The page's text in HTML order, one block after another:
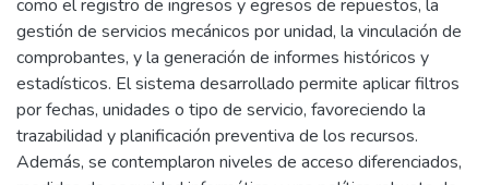
como el registro de ingresos y egresos de repuestos, la
gestión de servicios mecánicos por unidad, la vinculación de
comprobantes, y la generación de informes históricos y
estadísticos. El sistema desarrollado permite aplicar filtros
por fechas, unidades o tipo de servicio, favoreciendo la
trazabilidad y planificación preventiva de los recursos.
Además, se contemplaron niveles de acceso diferenciados,